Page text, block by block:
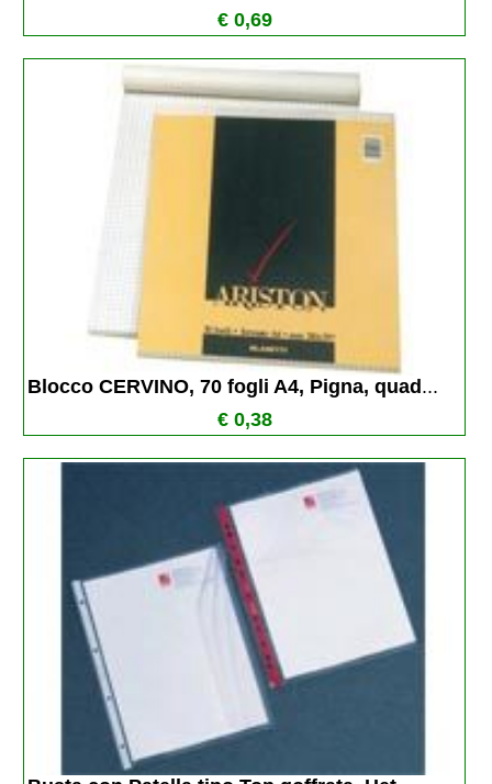
€ 0,69
Blocco CERVINO, 70 fogli A4, Pigna, quad ...
€ 0,38